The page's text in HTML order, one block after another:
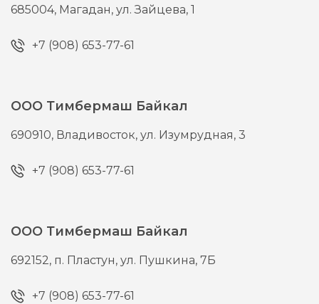
685004, Магадан,ул. Зайцева, 1
+7 (908) 653-77-61
ООО Тимбермаш Байкал
690910, Владивосток,ул. Изумрудная, 3
+7 (908) 653-77-61
ООО Тимбермаш Байкал
692152, п. Пластун,ул. Пушкина, 7Б
+7 (908) 653-77-61